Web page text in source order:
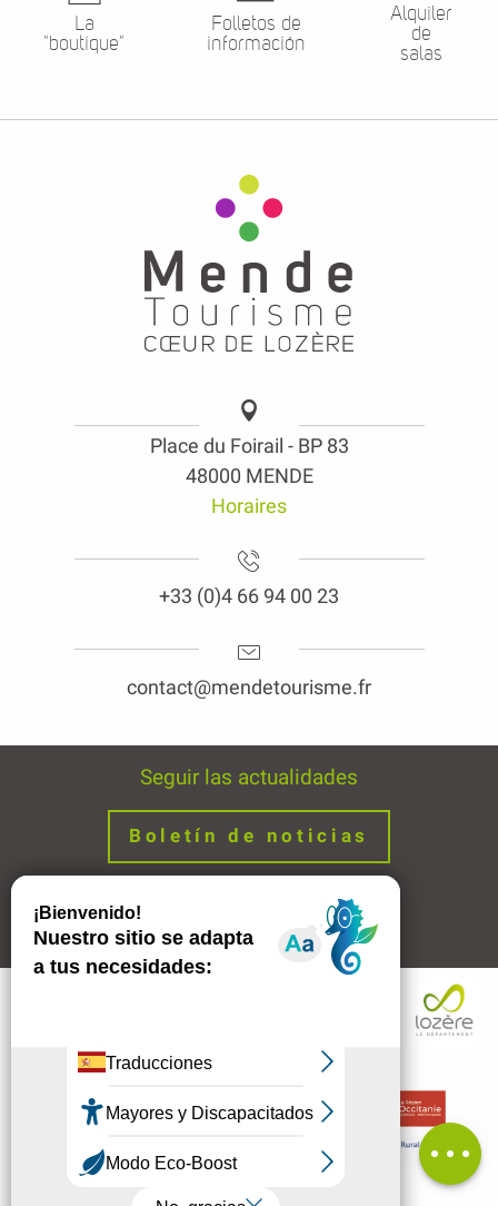
Descripción
Comentarios
La
"boutique"
Folletos de
información
Alquiler
de
salas
Place du Foirail - BP 83
48000 MENDE
Horaires
+33 (0)4 66 94 00 23
contact@mendetourisme.fr
Seguir las actualidades
Boletín de noticias
Avisos legales Enlaces